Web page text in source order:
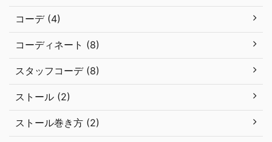
コーデ (4)
コーディネート (8)
スタッフコーデ (8)
ストール (2)
ストール巻き方 (2)